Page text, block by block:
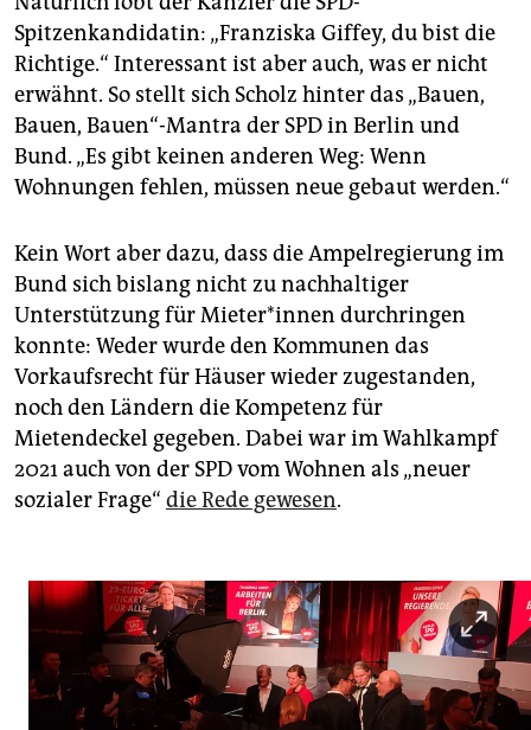
Spitzenkandidatin: „Franziska Giffey, du bist die
Richtige.“ Interessant ist aber auch, was er nicht
erwähnt. So stellt sich Scholz hinter das „Bauen,
Bauen, Bauen“-Mantra der SPD in Berlin und
Bund. „Es gibt keinen anderen Weg: Wenn
Wohnungen fehlen, müssen neue gebaut werden.“
Kein Wort aber dazu, dass die Ampelregierung im
Bund sich bislang nicht zu nachhaltiger
Unterstützung für Mie­te­r*in­nen durchringen
konnte: Weder wurde den Kommunen das
Vorkaufsrecht für Häuser wieder zugestanden,
noch den Ländern die Kompetenz für
Mietendeckel gegeben. Dabei war im Wahlkampf
2021 auch von der SPD vom Wohnen als „neuer
sozialer Frage“ die Rede gewesen.